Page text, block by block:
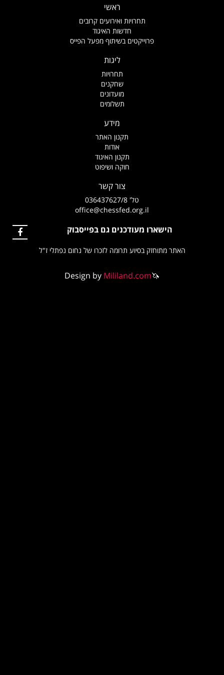
תחרויות ואירועים קרובים
חדשות האיגוד
פרוייקטים בשיתוף מפעל הפייס
תחרויות
שחקנים
מועדונים
תשלומים
תקנון האתר
תקנון האיגוד
חוקה ושיפוט
צור קשר
office@chessfed.org.il
הישארו מעודכנים גם בפייסבוק
האתר מתוחזק בסיוע תרומה לזכרו של נחום נפתלי ז"ל
Design byMililand.com